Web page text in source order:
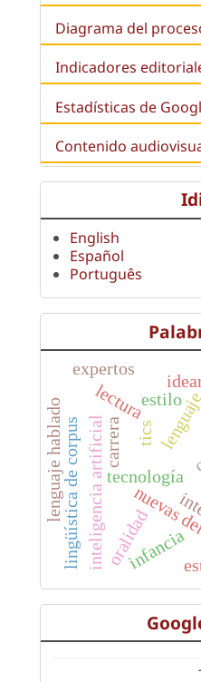
Diagrama del
Indicadores
Estadísticas de
Contenido
English
Español
Português
lenguaje
tecnología
inteligencia artificial tics
estilo
nuevas
lectura
oralidad
lingüística de corpus
lenguaje hablado
infancia
expertos
carrera